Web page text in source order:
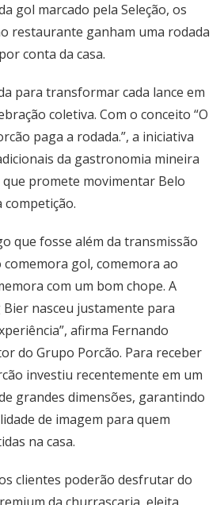
gol marcado pela Seleção, os
restaurante ganham uma rodada
conta da casa.
para transformar cada lance em
coletiva. Com o conceito “O
paga a rodada.”, a iniciativa
da gastronomia mineira
promete movimentar Belo
que fosse além da transmissão
gol, comemora ao
com um bom chope. A
nasceu justamente para
afirma Fernando
do Grupo Porcão. Para receber
investiu recentemente em um
grandes dimensões, garantindo
de imagem para quem
na casa.
clientes poderão desfrutar do